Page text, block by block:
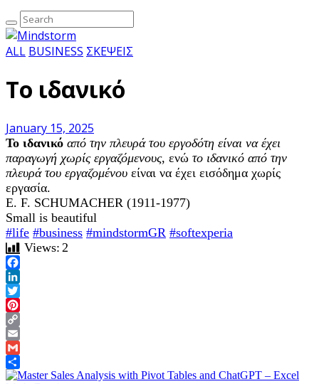
ALL BUSINESS ΣΚΕΨΕΙΣ
Το ιδανικό
January 15, 2025
Το ιδανικό από την πλευρά του εργοδότη είναι να έχει
παραγωγή χωρίς εργαζόμενους, ενώ το ιδανικό από την
πλευρά του εργαζομένου είναι να έχει εισόδημα χωρίς
εργασία.
E. F. SCHUMACHER (1911-1977)
Small is beautiful
#life #business #mindstormGR #softexperia
Views: 2
Facebook
LinkedIn
Twitter
Pinterest
Copy
Link
Email
Gmail
Share